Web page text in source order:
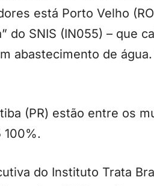
está Porto Velho
do SNIS (IN055) – que
abastecimento de
(PR) estão entre os
100%.
do Instituto Trata